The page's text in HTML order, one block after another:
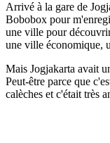
Arrivé à la gare de
Bobobox pour
une ville pour
une ville économique,
Mais Jogjakarta avait
Peut-être parce que
calèches et c'était très